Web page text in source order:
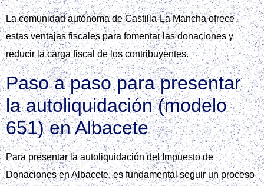
La comunidad autónoma de Castilla-La Mancha ofrece
estas ventajas fiscales para fomentar las donaciones y
reducir la carga fiscal de los contribuyentes.
Paso a paso para presentar
la autoliquidación (modelo
651) en Albacete
Para presentar la autoliquidación del Impuesto de
Donaciones en Albacete, es fundamental seguir un proceso